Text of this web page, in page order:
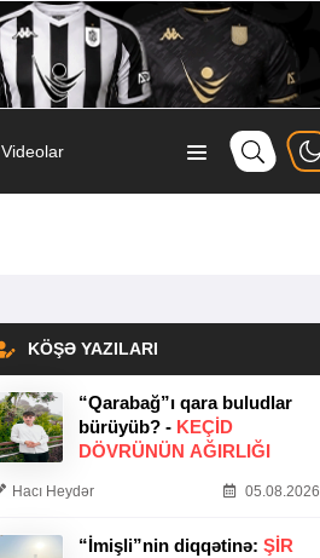
Videolar
KÖŞƏ YAZILARI
“Qarabağ”ı qara buludlar
bürüyüb? - KEÇID
DÖVRÜNÜN AĞIRLIĞI
Hacı Heydər 05.08.2026
“İmişli”nin diqqətinə: ŞIR